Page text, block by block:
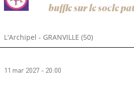
buffle sur le socle
L'Archipel - GRANVILLE (50)
11 mar 2027 - 20:00